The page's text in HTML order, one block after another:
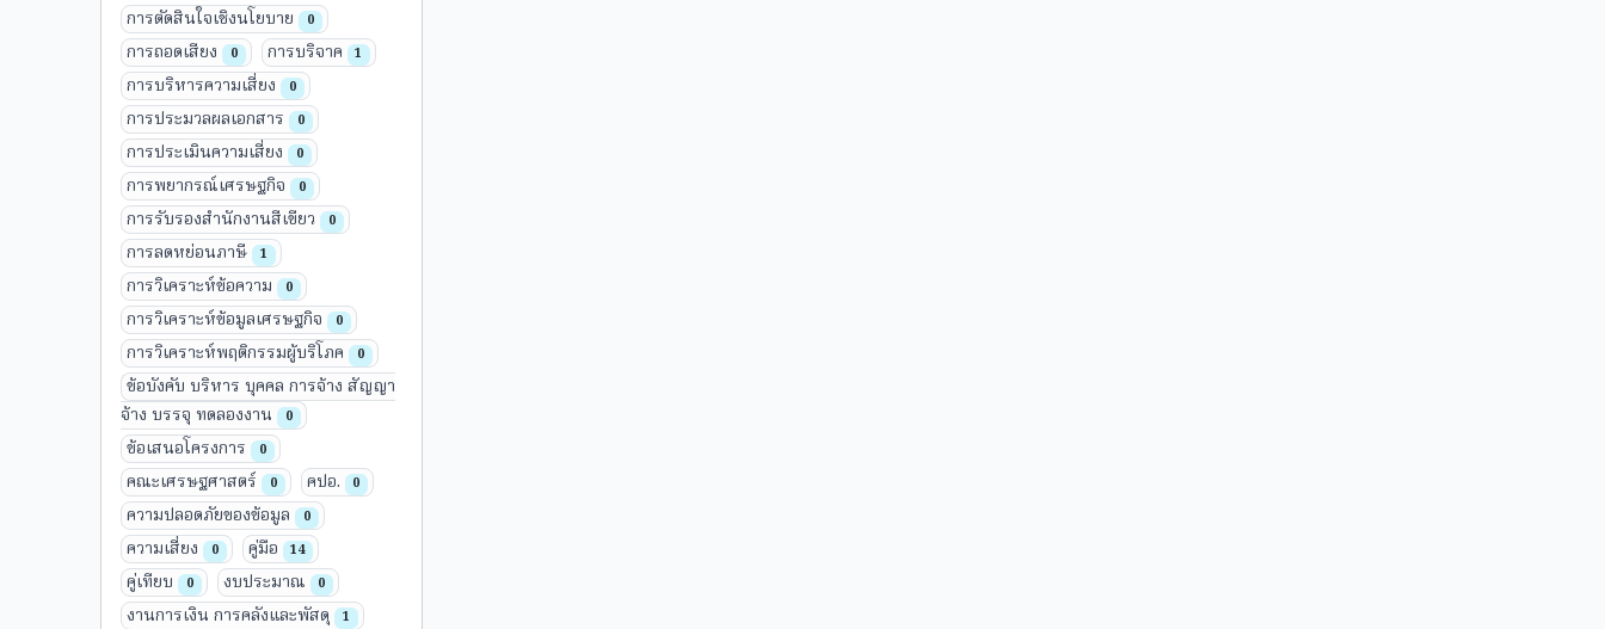
การตัดสินใจเชิงนโยบาย 0
การถอดเสียง 0 การบริจาค 1
การบริหารความเสี่ยง 0
การประมวลผลเอกสาร 0
การประเมินความเสี่ยง 0
การพยากรณ์เศรษฐกิจ 0
การรับรองสำนักงานสีเขียว 0
การลดหย่อนภาษี 1
การวิเคราะห์ข้อความ 0
การวิเคราะห์ข้อมูลเศรษฐกิจ 0
การวิเคราะห์พฤติกรรมผู้บริโภค 0
ข้อบังคับ บริหาร บุคคล การจ้าง สัญญา
จ้าง บรรจุ ทดลองงาน
0
ข้อเสนอโครงการ 0
คณะเศรษฐศาสตร์ 0 คปอ. 0
ความปลอดภัยของข้อมูล 0
ความเสี่ยง 0 คู่มือ 14
คู่เทียบ 0 งบประมาณ 0
งานการเงิน การคลังและพัสดุ 1